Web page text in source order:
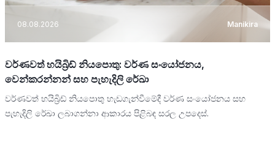
08.08.2026 Manikira
වර්ණවත් හයිබ්‍රිඩ් නියපොතු: වර්ණ සංයෝජනය,
වෙන්කරන්නන් සහ පැහැදිලි රේඛා
වර්ණවත් හයිබ්‍රිඩ් නියපොතු හැඩගැන්වීමේදී වර්ණ සංයෝජනය සහ
පැහැදිලි රේඛා ලබාගන්නා ආකාරය පිළිබඳ සරල උපදෙස්.